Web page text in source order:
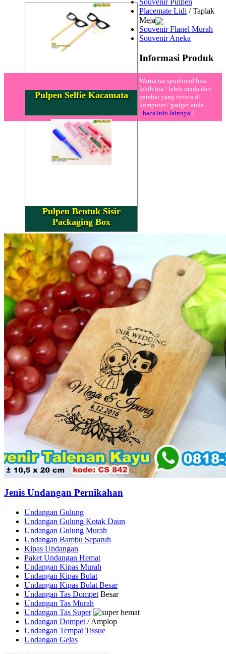
Pulpen Selfie Kacamata
Pulpen Bentuk Sisir
Packaging Box
Souvenir Pulpen
Placemate Lidi / Taplak
Meja
Souvenir Flanel Murah
Souvenir Aneka
Informasi Produk
Warna tas spunbond bisa
lebih tua / lebih muda dari
gambar yang tertera di
komputer / gadget anda.
[ baca info lainnya ]
Jenis Undangan Pernikahan
Undangan Gulung
Undangan Gulung Kotak Daun
Undangan Gulung Murah
Undangan Bambu Separuh
Kipas Undangan
Paket Undangan Hemat
Undangan Kipas Murah
Undangan Kipas Bulat
Undangan Kipas Bulat Besar
Undangan Tas Dompet Besar
Undangan Tas Murah
Undangan Tas Super
Undangan Dompet / Amplop
Undangan Tempat Tissue
Undangan Gelas